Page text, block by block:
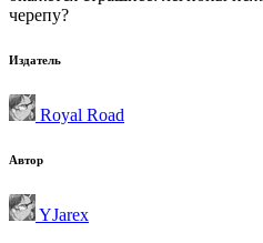
черепу?
Издатель
Royal Road
Автор
YJarex